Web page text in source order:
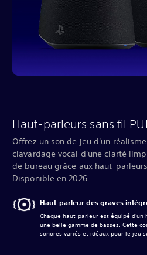
Haut-parleurs sans fil
Offrez un son de jeu d'un
clavardage vocal d'une clarté
de bureau grâce aux haut-
Disponible en 2026.
Haut-parleur des graves
Chaque haut-parleur est équipé
une belle gamme de basses. Cette
sonores variés et idéaux pour le jeu